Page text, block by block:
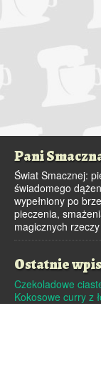
Pani
Świat Smacznej:
świadomego
wypełniony po
pieczenia,
magicznych
Ostatnie
Czekoladowe
Kokosowe curry z